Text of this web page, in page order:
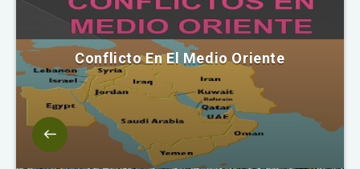
Conflicto En El Medio Oriente